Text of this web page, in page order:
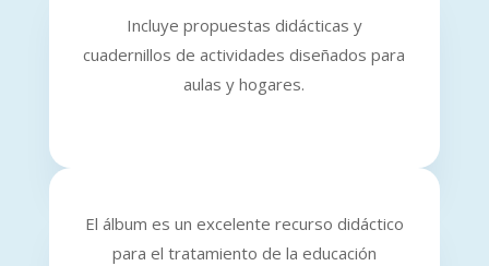
Incluye propuestas didácticas y
cuadernillos de actividades diseñados para
aulas y hogares.
El álbum es un excelente recurso didáctico
para el tratamiento de la educación